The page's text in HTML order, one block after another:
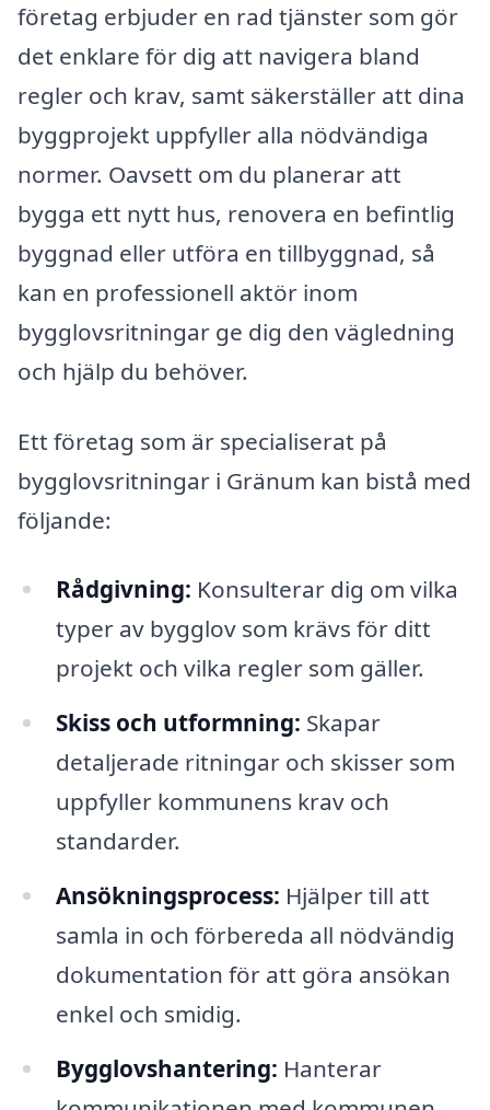
företag erbjuder en rad tjänster som gör
det enklare för dig att navigera bland
regler och krav, samt säkerställer att dina
byggprojekt uppfyller alla nödvändiga
normer. Oavsett om du planerar att
bygga ett nytt hus, renovera en befintlig
byggnad eller utföra en tillbyggnad, så
kan en professionell aktör inom
bygglovsritningar ge dig den vägledning
och hjälp du behöver.
Ett företag som är specialiserat på
bygglovsritningar i Gränum kan bistå med
följande:
Rådgivning: Konsulterar dig om vilka
typer av bygglov som krävs för ditt
projekt och vilka regler som gäller.
Skiss och utformning: Skapar
detaljerade ritningar och skisser som
uppfyller kommunens krav och
standarder.
Ansökningsprocess: Hjälper till att
samla in och förbereda all nödvändig
dokumentation för att göra ansökan
enkel och smidig.
Bygglovshantering: Hanterar